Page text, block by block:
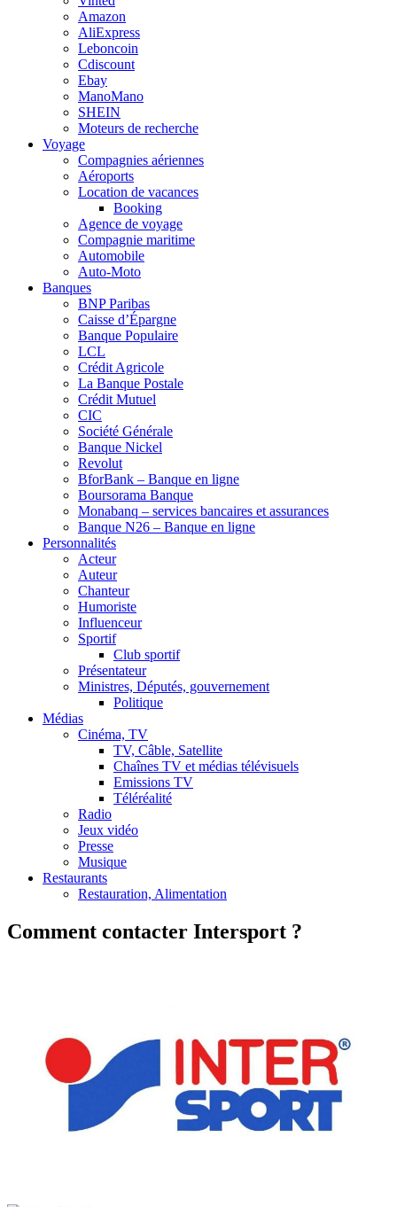
Amazon
AliExpress
Leboncoin
Cdiscount
Ebay
ManoMano
SHEIN
Moteurs de recherche
Voyage
Compagnies aériennes
Aéroports
Location de vacances
Booking
Agence de voyage
Compagnie maritime
Automobile
Auto-Moto
Banques
BNP Paribas
Caisse d’Épargne
Banque Populaire
LCL
Crédit Agricole
La Banque Postale
Crédit Mutuel
CIC
Société Générale
Banque Nickel
Revolut
BforBank – Banque en ligne
Boursorama Banque
Monabanq – services bancaires et assurances
Banque N26 – Banque en ligne
Personnalités
Acteur
Auteur
Chanteur
Humoriste
Influenceur
Sportif
Club sportif
Présentateur
Ministres, Députés, gouvernement
Politique
Médias
Cinéma, TV
TV, Câble, Satellite
Chaînes TV et médias télévisuels
Emissions TV
Téléréalité
Radio
Jeux vidéo
Presse
Musique
Restaurants
Restauration, Alimentation
Comment contacter Intersport ?